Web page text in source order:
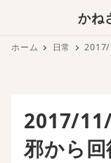
かね
ホーム 日常 2017/
2017/
邪から